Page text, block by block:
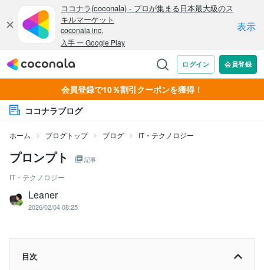
会員登録で10％割引クーポンを獲得！
ココナラブログ
ホーム ブログトップ ブログ IT・テクノロジー
プロンプト 記事
IT・テクノロジー
Leaner
2026/02/04 08:25
目次